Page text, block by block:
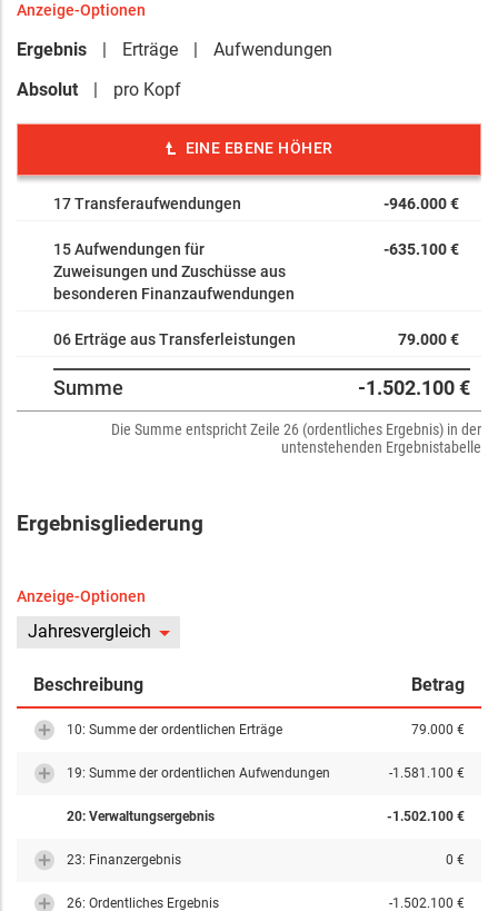
Anzeige-Optionen
Ergebnis Erträge
Aufwendungen
Absolut
pro Kopf
EINE EBENE HÖHER
17 Transferaufwendungen -946.000 €
15 Aufwendungen für
Zuweisungen und Zuschüsse aus
besonderen Finanzaufwendungen
-635.100 €
06 Erträge aus Transferleistungen 79.000 €
Summe -1.502.100 €
Die Summe entspricht Zeile 26 (ordentliches Ergebnis) in der
untenstehenden Ergebnistabelle
Ergebnisgliederung
Anzeige-Optionen
Jahresvergleich
Beschreibung Betrag
10: Summe der ordentlichen Erträge 79.000 €
19: Summe der ordentlichen Aufwendungen -1.581.100 €
20: Verwaltungsergebnis -1.502.100 €
23: Finanzergebnis 0 €
26: Ordentliches Ergebnis -1.502.100 €